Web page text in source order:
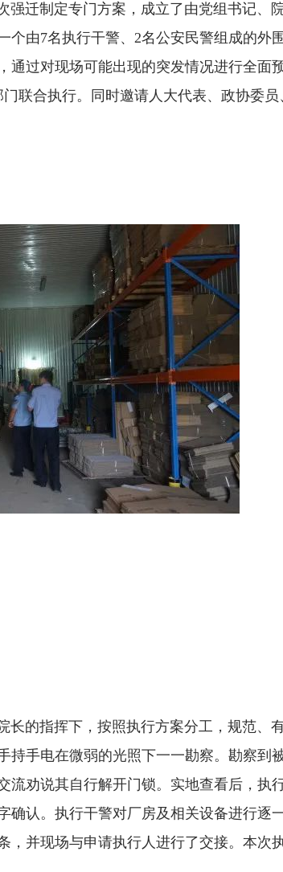
迁制定专门方案，成立了由党组书记、
由7名执行干警、2名公安民警组成的外
通过对现场可能出现的突发情况进行全面
联合执行。同时邀请人大代表、政协委
的指挥下，按照执行方案分工，规范、
持手电在微弱的光照下一一勘察。勘察到
流劝说其自行解开门锁。实地查看后，执
确认。执行干警对厂房及相关设备进行逐
，并现场与申请执行人进行了交接。本次